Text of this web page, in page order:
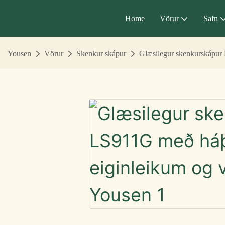
Home Vörur Safn
Yousen Vörur Skenkur skápur Glæsilegur